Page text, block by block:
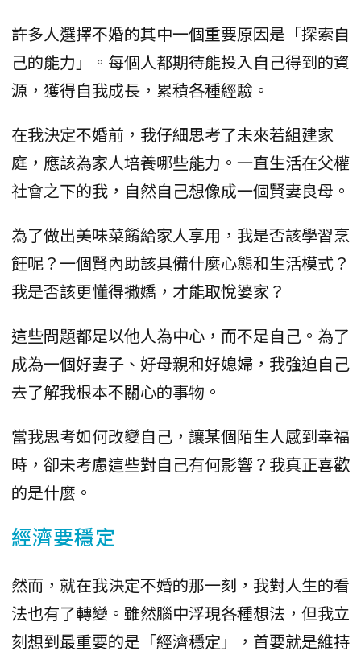
許多人選擇不婚的其中一個重要原因是「探索自
己的能力」。每個人都期待能投入自己得到的資
源，獲得自我成長，累積各種經驗。
在我決定不婚前，我仔細思考了未來若組建家
庭，應該為家人培養哪些能力。一直生活在父權
社會之下的我，自然自己想像成一個賢妻良母。
為了做出美味菜餚給家人享用，我是否該學習烹
飪呢？一個賢內助該具備什麼心態和生活模式？
我是否該更懂得撒嬌，才能取悅婆家？
這些問題都是以他人為中心，而不是自己。為了
成為一個好妻子、好母親和好媳婦，我強迫自己
去了解我根本不關心的事物。
當我思考如何改變自己，讓某個陌生人感到幸福
時，卻未考慮這些對自己有何影響？我真正喜歡
的是什麼。
經濟要穩定
然而，就在我決定不婚的那一刻，我對人生的看
法也有了轉變。雖然腦中浮現各種想法，但我立
刻想到最重要的是「經濟穩定」，首要就是維持